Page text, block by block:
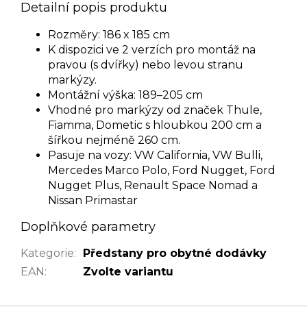
Detailní popis produktu
Rozměry: 186 x 185 cm
K dispozici ve 2 verzích pro montáž na
pravou (s dvířky) nebo levou stranu
markýzy.
Montážní výška: 189–205 cm
Vhodné pro markýzy od značek Thule,
Fiamma, Dometic s hloubkou 200 cm a
šířkou nejméně 260 cm.
Pasuje na vozy: VW California, VW Bulli,
Mercedes Marco Polo, Ford Nugget, Ford
Nugget Plus, Renault Space Nomad a
Nissan Primastar
Doplňkové parametry
Kategorie:
Předstany pro obytné dodávky
EAN: Zvolte variantu